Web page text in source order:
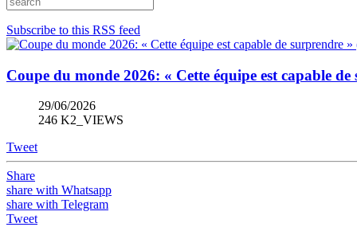
Subscribe to this RSS feed
Coupe du monde 2026: « Cette équipe est capable
29/06/2026
246 K2_VIEWS
Tweet
Share
share with Whatsapp
share with Telegram
Tweet